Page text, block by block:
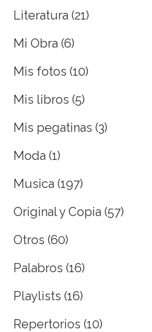
Literatura (21)
Mi Obra (6)
Mis fotos (10)
Mis libros (5)
Mis pegatinas (3)
Moda (1)
Musica (197)
Original y Copia (57)
Otros (60)
Palabros (16)
Playlists (16)
Repertorios (10)